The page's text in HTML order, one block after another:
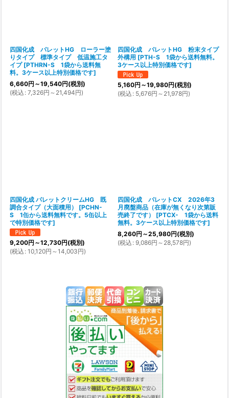
四国化成 パレットHG ローラー塗
りタイプ 標準タイプ 低温施工タ
イプ [PTHRN-S 1袋から送料無
料。3ケース以上特別価格です]
6,660円 ～19,540円(税別)
(税込 : 7,326円 ～21,494円)
四国化成 パレットHG 粉末タイプ
外構用 [PTH-S 1袋から送料無料。
3ケース以上特別価格です]
5,160円 ～19,980円(税別)
(税込 : 5,676円 ～21,978円)
四国化成 パレットクリームHG 既
調合タイプ（大面積用）
[PCHN-
S 1缶から送料無料です。5缶以上
で特別価格です]
9,200円 ～12,730円(税別)
(税込 : 10,120円 ～14,003円)
四国化成 パレットCX 2026年3
月廃盤商品（在庫が無くなり次第販
売終了です）
[PTCX- 1袋から送料
無料。3ケース以上特別価格です]
8,260円 ～25,980円(税別)
(税込 : 9,086円 ～28,578円)